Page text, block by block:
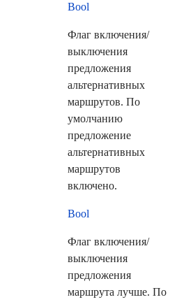
Bool
Флаг включения/
выключения
предложения
альтернативных
маршрутов. По
умолчанию
предложение
альтернативных
маршрутов
включено.
Bool
Флаг включения/
выключения
предложения
маршрута лучше. По